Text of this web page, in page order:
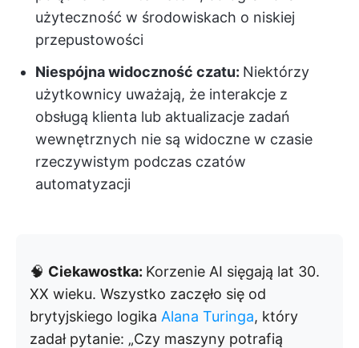
użyteczność w środowiskach o niskiej
przepustowości
Niespójna widoczność czatu: Niektórzy
użytkownicy uważają, że interakcje z
obsługą klienta lub aktualizacje zadań
wewnętrznych nie są widoczne w czasie
rzeczywistym podczas czatów
automatyzacji
🧠 Ciekawostka: Korzenie AI sięgają lat 30.
XX wieku. Wszystko zaczęło się od
brytyjskiego logika Alana Turinga, który
zadał pytanie: „Czy maszyny potrafią